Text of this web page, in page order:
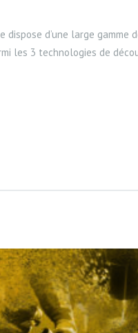
d’une large
les 3 technologies de